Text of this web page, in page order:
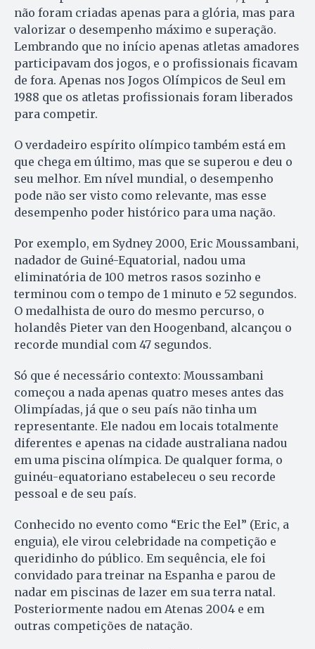
não foram criadas apenas para a glória, mas para
valorizar o desempenho máximo e superação.
Lembrando que no início apenas atletas amadores
participavam dos jogos, e o profissionais ficavam
de fora. Apenas nos Jogos Olímpicos de Seul em
1988 que os atletas profissionais foram liberados
para competir.
O verdadeiro espírito olímpico também está em
que chega em último, mas que se superou e deu o
seu melhor. Em nível mundial, o desempenho
pode não ser visto como relevante, mas esse
desempenho poder histórico para uma nação.
Por exemplo, em Sydney 2000, Eric Moussambani,
nadador de Guiné-Equatorial, nadou uma
eliminatória de 100 metros rasos sozinho e
terminou com o tempo de 1 minuto e 52 segundos.
O medalhista de ouro do mesmo percurso, o
holandês Pieter van den Hoogenband, alcançou o
recorde mundial com 47 segundos.
Só que é necessário contexto: Moussambani
começou a nada apenas quatro meses antes das
Olimpíadas, já que o seu país não tinha um
representante. Ele nadou em locais totalmente
diferentes e apenas na cidade australiana nadou
em uma piscina olímpica. De qualquer forma, o
guinéu-equatoriano estabeleceu o seu recorde
pessoal e de seu país.
Conhecido no evento como “Eric the Eel” (Eric, a
enguia), ele virou celebridade na competição e
queridinho do público. Em sequência, ele foi
convidado para treinar na Espanha e parou de
nadar em piscinas de lazer em sua terra natal.
Posteriormente nadou em Atenas 2004 e em
outras competições de natação.